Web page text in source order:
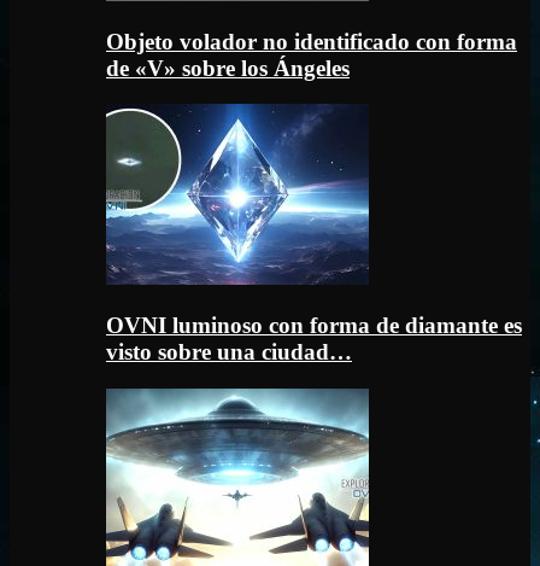
Objeto volador no identificado con forma
de «V» sobre los Ángeles
OVNI luminoso con forma de diamante es
visto sobre una ciudad…